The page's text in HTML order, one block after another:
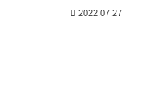
2022.07.27